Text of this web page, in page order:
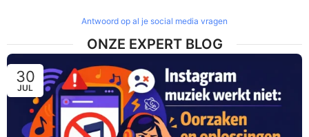
Antwoord op al je social media vragen
ONZE EXPERT BLOG
30
JUL